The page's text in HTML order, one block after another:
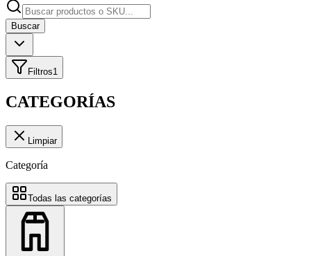
Buscar
Filtros1
CATEGORÍAS
Limpiar
Categoría
Todas las categorías